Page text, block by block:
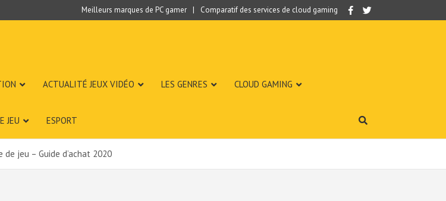
Meilleurs marques de PC gamer Comparatif des services de cloud gaming
ACTUALITÉ JEUX VIDÉO LES GENRES CLOUD GAMING
JEU ESPORT
jeu – Guide d’achat 2020